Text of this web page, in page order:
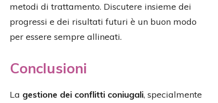
metodi di trattamento. Discutere insieme dei
progressi e dei risultati futuri è un buon modo
per essere sempre allineati.
Conclusioni
La gestione dei conflitti coniugali, specialmente